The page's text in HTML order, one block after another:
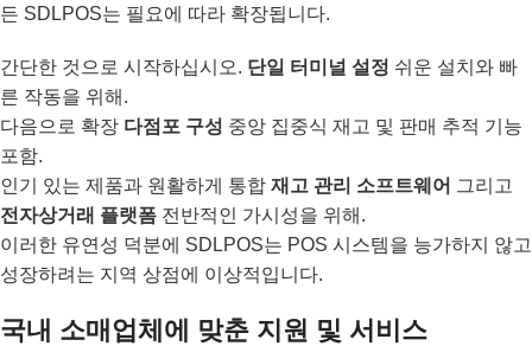
든 SDLPOS는 필요에 따라 확장됩니다.
간단한 것으로 시작하십시오. 단일 터미널 설정 쉬운 설치와 빠
른 작동을 위해.
다음으로 확장 다점포 구성 중앙 집중식 재고 및 판매 추적 기능
포함.
인기 있는 제품과 원활하게 통합 재고 관리 소프트웨어 그리고
전자상거래 플랫폼 전반적인 가시성을 위해.
이러한 유연성 덕분에 SDLPOS는 POS 시스템을 능가하지 않고
성장하려는 지역 상점에 이상적입니다.
국내 소매업체에 맞춘 지원 및 서비스